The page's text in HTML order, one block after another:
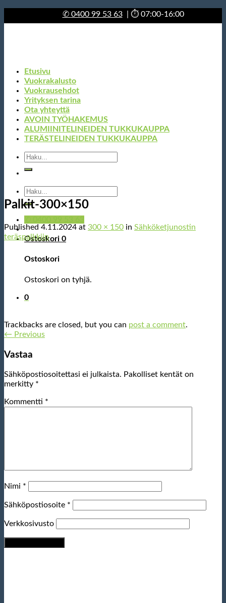
to
✆ 0400 99 53 63| ⏱ 07:00-16:00
Etsi:
Ostoskori 0
Ostoskori
Ostoskori on tyhjä.
0
Etusivu
Vuokrakalusto
Vuokrausehdot
Yrityksen tarina
Ota yhteyttä
AVOIN TYÖHAKEMUS
ALUMIINITELINEIDEN TUKKUKAUPPA
TERÄSTELINEIDEN TUKKUKAUPPA
Etsi:
Palkit-300×150
Published 4.11.2024 at 300 × 150 in Sähköketjunostin
teräspalkkiin
Trackbacks are closed, but you can post a comment.
← Previous
Vastaa
Sähköpostiosoitettasi ei julkaista. Pakolliset kentät on
merkitty *
Kommentti *
Nimi *
Sähköpostiosoite *
Verkkosivusto